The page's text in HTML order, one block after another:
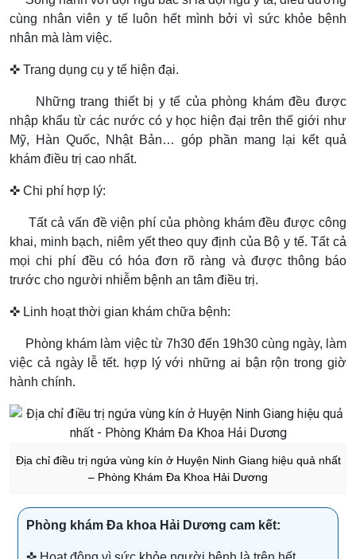
cùng nhân viên y tế luôn hết mình bởi vì sức khỏe bệnh
nhân mà làm việc.
✜ Trang dụng cụ y tế hiện đại.
Những trang thiết bị y tế của phòng khám đều được
nhập khẩu từ các nước có y học hiện đại trên thế giới như
Mỹ, Hàn Quốc, Nhật Bản… góp phần mang lại kết quả
khám điều trị cao nhất.
✜ Chi phí hợp lý:
Tất cả vấn đề viện phí của phòng khám đều được công
khai, minh bạch, niêm yết theo quy định của Bộ y tế. Tất cả
mọi chi phí đều có hóa đơn rõ ràng và được thông báo
trước cho người nhiễm bệnh an tâm điều trị.
✜ Linh hoạt thời gian khám chữa bệnh:
Phòng khám làm việc từ 7h30 đến 19h30 cùng ngày, làm
việc cả ngày lễ tết. hợp lý với những ai bận rộn trong giờ
hành chính.
Địa chỉ điều trị ngứa vùng kín ở Huyện Ninh Giang hiệu quả nhất
– Phòng Khám Đa Khoa Hải Dương
Phòng khám Đa khoa Hải Dương cam kết: